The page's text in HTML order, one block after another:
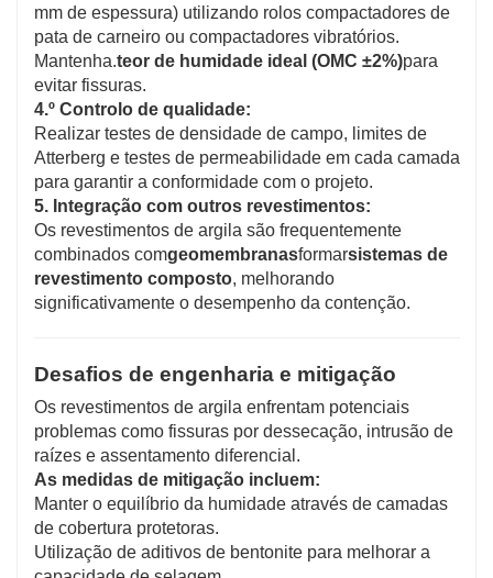
mm de espessura) utilizando rolos compactadores de
pata de carneiro ou compactadores vibratórios.
Mantenha.teor de humidade ideal (OMC ±2%)para
evitar fissuras.
4.º Controlo de qualidade:
Realizar testes de densidade de campo, limites de
Atterberg e testes de permeabilidade em cada camada
para garantir a conformidade com o projeto.
5. Integração com outros revestimentos:
Os revestimentos de argila são frequentemente
combinados comgeomembranasformarsistemas de
revestimento composto, melhorando
significativamente o desempenho da contenção.
Desafios de engenharia e mitigação
Os revestimentos de argila enfrentam potenciais
problemas como fissuras por dessecação, intrusão de
raízes e assentamento diferencial.
As medidas de mitigação incluem:
Manter o equilíbrio da humidade através de camadas
de cobertura protetoras.
Utilização de aditivos de bentonite para melhorar a